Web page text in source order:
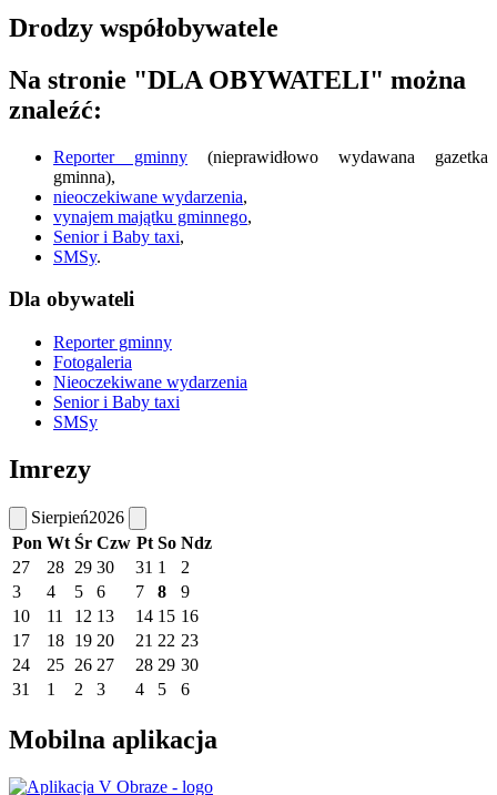
Drodzy współobywatele
Na stronie "DLA OBYWATELI" można
znaleźć:
Reporter gminny (nieprawidłowo wydawana gazetka
gminna),
nieoczekiwane wydarzenia,
vynajem majątku gminnego,
Senior i Baby taxi,
SMSy.
Dla obywateli
Reporter gminny
Fotogaleria
Nieoczekiwane wydarzenia
Senior i Baby taxi
SMSy
Imrezy
Sierpień2026
Pon Wt Śr Czw Pt So Ndz
27
28 29 30 31 1
2
3
4 5 6 7 8
9
10
11 12 13 14 15 16
17
18 19 20 21 22 23
24
25 26 27 28 29 30
31
1 2 3 4 5 6
Mobilna aplikacja